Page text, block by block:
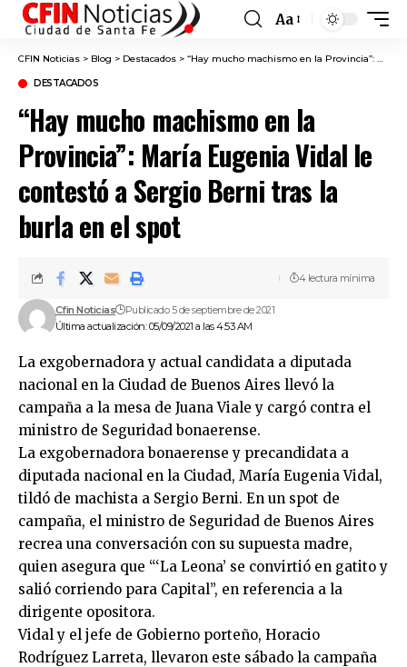
Font
Resizer
Aa
CFIN Noticias > Blog > Destacados > “Hay mucho machismo en la Provincia”: María Eugenia Vidal le contestó a Sergio Berni tras la burla en el spot
DESTACADOS
“Hay mucho machismo en la
Provincia”: María Eugenia Vidal le
contestó a Sergio Berni tras la
burla en el spot
Última actualización: 05/09/2021 a las 4:53 AM
Cfin Noticias Publicado 5 de septiembre de 2021
4 lectura mínima
La exgobernadora y actual candidata a diputada
nacional en la Ciudad de Buenos Aires llevó la
campaña a la mesa de Juana Viale y cargó contra el
ministro de Seguridad bonaerense.
La exgobernadora bonaerense y precandidata a
diputada nacional en la Ciudad, María Eugenia Vidal,
tildó de machista a Sergio Berni. En un spot de
campaña, el ministro de Seguridad de Buenos Aires
recrea una conversación con su supuesta madre,
quien asegura que “‘La Leona’ se convirtió en gatito y
salió corriendo para Capital”, en referencia a la
dirigente opositora.
Vidal y el jefe de Gobierno porteño, Horacio
Rodríguez Larreta, llevaron este sábado la campaña